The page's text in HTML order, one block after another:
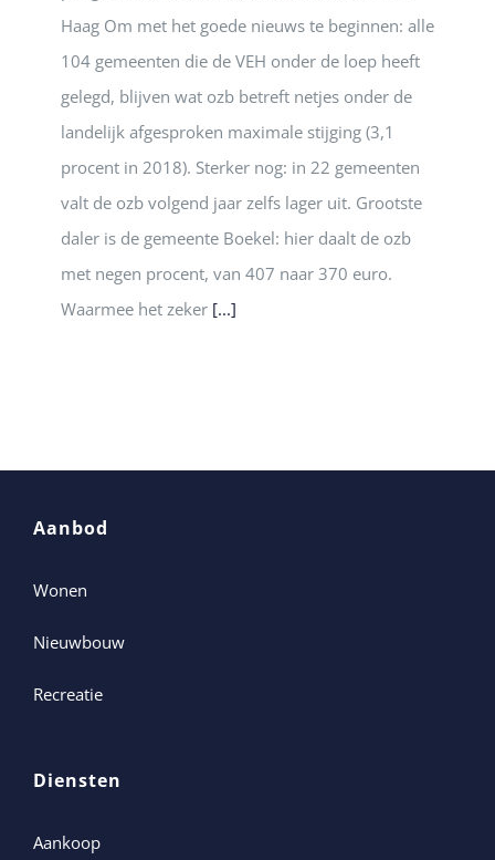
Haag Om met het goede nieuws te beginnen: alle
104 gemeenten die de VEH onder de loep heeft
gelegd, blijven wat ozb betreft netjes onder de
landelijk afgesproken maximale stijging (3,1
procent in 2018). Sterker nog: in 22 gemeenten
valt de ozb volgend jaar zelfs lager uit. Grootste
daler is de gemeente Boekel: hier daalt de ozb
met negen procent, van 407 naar 370 euro.
Waarmee het zeker [...]
Aanbod
Wonen
Nieuwbouw
Recreatie
Diensten
Aankoop